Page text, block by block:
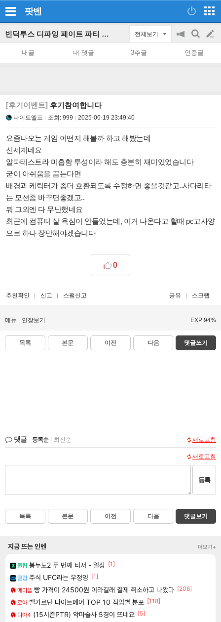
팟벤
빈딕투스 디파잉 페이트 파티 인벤 전체보기
공
on/off
검
색
글
쓰
내글 내 댓글 3추글 인증글
[후기이벤트] 후기참여합니다
나이트엘프 조회: 999 2025-06-19 23:49:40
요즘나오는 게임 어떤지 해볼까 하고 해봤는데
신세계네요
알파테스트라 미흡함 투성이라 해도 충분히 재미있었습니다
굳이 아쉬움을 꼽는다면
배경과 케릭터가 좀더 호환되도록 수정하면 좋을것같고..사다리타
는 모션좀 바꾸면좋겠고..
뭐 그외엔 다 무난했네요
최근에 컴퓨터 살 욕심이 안들었는데, 이거 나온다고 할때 pc고사양
으로 하나 장만해야겠습니다
0
추천확인 신고 스팸신고 공유 스크랩
메뉴 인장보기 EXP 94%
목록 본문 이전 다음 댓글쓰기
댓글 등록순 최신순 새로고침
새로고침
등록
목록 본문 이전 다음 댓글보기
지금 뜨는 인벤 더보기+
클립 봉누도2 두 번째 티저 - 일상 [1]
클립 주식 UFC라는 우정잉 [1]
메이플 빵 가격이 24500원 이라길래 결제 취소하고 나왔다 [206]
로아 벨가르딘 나이트메어 TOP 10 직업별 분포 [118]
디아4 (15시즌PTR) 악마술사 5경이 뜨네요 [5]